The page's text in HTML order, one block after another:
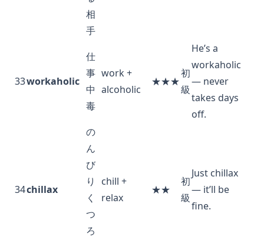
相
手
33workaholic
仕
事
中
毒
work +
alcoholic
★★★
初
級
He’s a
workaholic
— never
takes days
off.
34chillax
の
ん
び
り
く
つ
ろ
chill +
relax
★★
初
級
Just chillax
— it’ll be
fine.